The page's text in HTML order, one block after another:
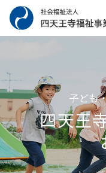
子ども
四天王